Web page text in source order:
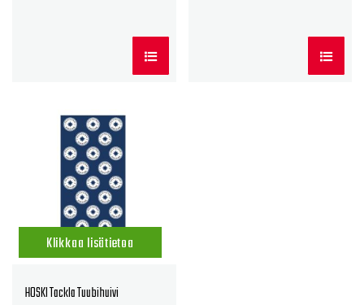
Klikkaa lisätietoa
HOSKI Tackla Tuubihuivi